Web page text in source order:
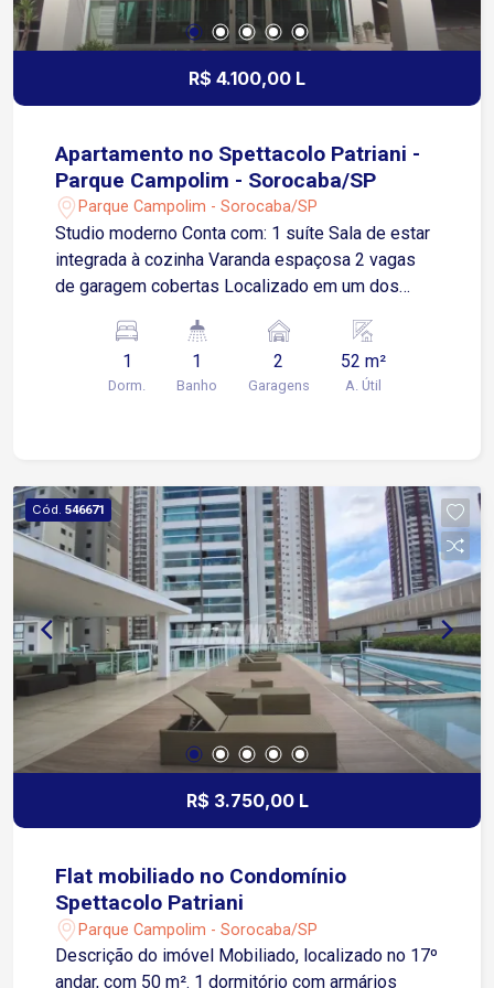
Um verdadeiro condomínio clube, pensado para
oferecer conforto, segurança e qualidade de vida.
R$ 4.100,00 L
Apartamento no Spettacolo Patriani -
Parque Campolim - Sorocaba/SP
Parque Campolim - Sorocaba/SP
Studio moderno Conta com: 1 suíte Sala de estar
integrada à cozinha Varanda espaçosa 2 vagas
de garagem cobertas Localizado em um dos
Spettacolo Patriani, no bairro Parque Campolim,
região nobre com fácil acesso à Avenida Antônio
Carlos Comitre, Rodovia Raposo Tavares e
ampla rede de serviços. Condomínio de alto
padrão, reconhecido pela qualidade Patriani, com
completa infraestrutura de lazer e segurança 24
horas. Não perca essa oportunidade e agende já
sua visita!
1
Dorm.
1
Banho
2
Garagens
52 m²
A. Útil
Cód. 546671
R$ 3.750,00 L
Flat mobiliado no Condomínio
Spettacolo Patriani
Parque Campolim - Sorocaba/SP
Descrição do imóvel Mobiliado, localizado no 17º
andar, com 50 m². 1 dormitório com armários